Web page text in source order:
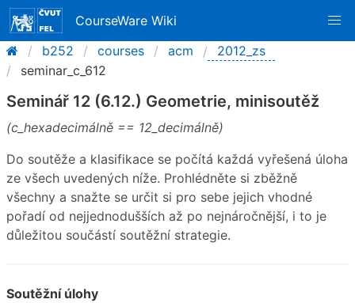
CourseWare Wiki
b252
courses acm
2012_zs
seminar_c_612
Seminář 12 (6.12.) Geometrie, minisoutěž
(c_hexadecimálně == 12_decimálně)
Do soutěže a klasifikace se počítá každá vyřešená úloha
ze všech uvedených níže. Prohlédněte si zběžně
všechny a snažte se určit si pro sebe jejich vhodné
pořadí od nejjednodušších až po nejnáročnější, i to je
důležitou součástí soutěžní strategie.
Soutěžní úlohy